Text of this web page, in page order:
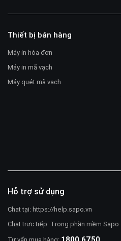
Thiết bị bán hàng
Máy in hóa đơn
Máy in mã vạch
Máy quét mã vạch
Hỗ trợ sử dụng
Chat tại:https://help.sapo.vn
Chat trực tiếp: Trong phần mềm Sapo
1800 6750